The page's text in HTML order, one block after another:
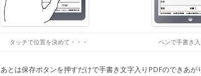
タッチで位置を決めて・・・ ペンで手書き
あとは保存ボタンを押すだけで手書き文字入りPDFのできあが